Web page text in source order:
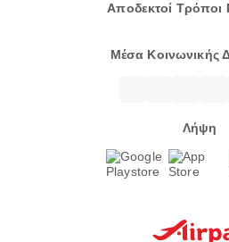
Αποδεκτοί
Μέσα Κοινωνικής
Λήψη